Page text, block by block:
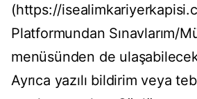
(https://
Platformundan Sınavlarım/
menüsünden de
Ayrıca yazılı bildirim veya